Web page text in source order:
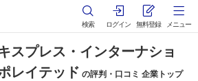
検索 ログイン 無料登録 メニュー
スプレス・インターナショ
レイテッド の評判・口コミ 企業トップ